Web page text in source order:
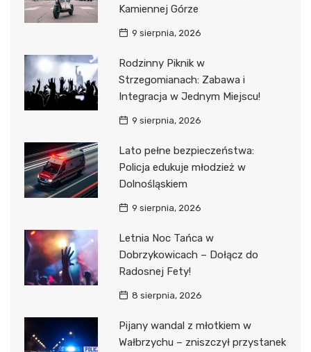
Kamiennej Górze
9 sierpnia, 2026
Rodzinny Piknik w
Strzegomianach: Zabawa i
Integracja w Jednym Miejscu!
9 sierpnia, 2026
Lato pełne bezpieczeństwa:
Policja edukuje młodzież w
Dolnośląskiem
9 sierpnia, 2026
Letnia Noc Tańca w
Dobrzykowicach – Dołącz do
Radosnej Fety!
8 sierpnia, 2026
Pijany wandal z młotkiem w
Wałbrzychu – zniszczył przystanek